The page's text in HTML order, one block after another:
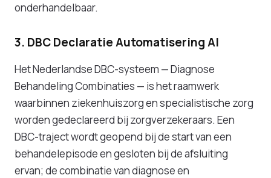
onderhandelbaar.
3. DBC Declaratie Automatisering AI
Het Nederlandse DBC-systeem — Diagnose
Behandeling Combinaties — is het raamwerk
waarbinnen ziekenhuiszorg en specialistische zorg
worden gedeclareerd bij zorgverzekeraars. Een
DBC-traject wordt geopend bij de start van een
behandelepisode en gesloten bij de afsluiting
ervan; de combinatie van diagnose en